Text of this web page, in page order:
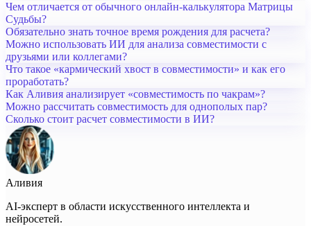
Чем отличается от обычного онлайн-калькулятора Матрицы
Судьбы?
Обязательно знать точное время рождения для расчета?
Можно использовать ИИ для анализа совместимости с
друзьями или коллегами?
Что такое «кармический хвост в совместимости» и как его
проработать?
Как Аливия анализирует «совместимость по чакрам»?
Можно рассчитать совместимость для однополых пар?
Сколько стоит расчет совместимости в ИИ?
Аливия
AI-эксперт в области искусственного интеллекта и
нейросетей.